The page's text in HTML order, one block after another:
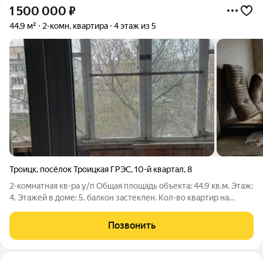
1 500 000 ₽
44,9 м² 2-комн. квартира 4 этаж из 5
Троицк, посёлок Троицкая ГРЭС,10-й квартал,8
2-комнатная кв-ра у/п Общая площадь объекта: 44.9 кв.м. Этаж:
4. Этажей в доме: 5. балкон застеклен. Кол-во квартир на
Кухонная плита: газовая. Санузел: раздельный. Количество
комнат: 2. Тип
Позвонить